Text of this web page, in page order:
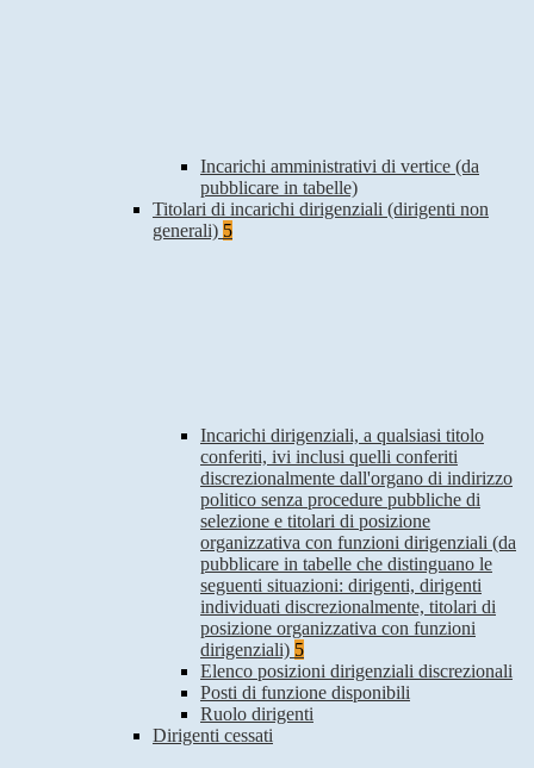
Incarichi amministrativi di vertice (da
pubblicare in tabelle)
Titolari di incarichi dirigenziali (dirigenti non
generali) 5
Incarichi dirigenziali, a qualsiasi titolo
conferiti, ivi inclusi quelli conferiti
discrezionalmente dall'organo di indirizzo
politico senza procedure pubbliche di
selezione e titolari di posizione
organizzativa con funzioni dirigenziali (da
pubblicare in tabelle che distinguano le
seguenti situazioni: dirigenti, dirigenti
individuati discrezionalmente, titolari di
posizione organizzativa con funzioni
dirigenziali) 5
Elenco posizioni dirigenziali discrezionali
Posti di funzione disponibili
Ruolo dirigenti
Dirigenti cessati